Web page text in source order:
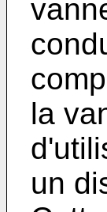
la
un